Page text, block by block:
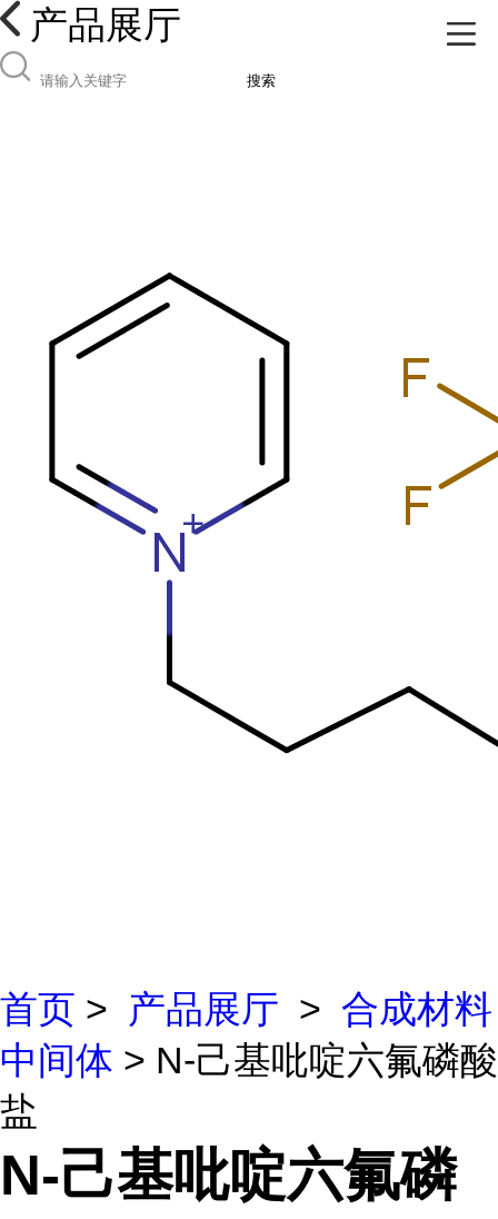
产品展厅
搜索
首页 > 产品展厅 > 合成材料
中间体 > N-己基吡啶六氟磷酸
盐
N-己基吡啶六氟磷